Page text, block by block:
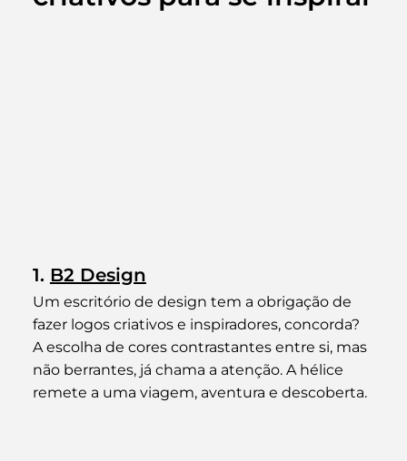
1. B2 Design
Um escritório de design tem a obrigação de
fazer logos criativos e inspiradores, concorda?
A escolha de cores contrastantes entre si, mas
não berrantes, já chama a atenção. A hélice
remete a uma viagem, aventura e descoberta.